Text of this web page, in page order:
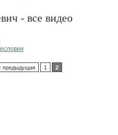
- все видео
предыдущая 1 2